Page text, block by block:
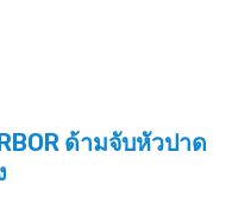
ด้ามจับหัวปาด